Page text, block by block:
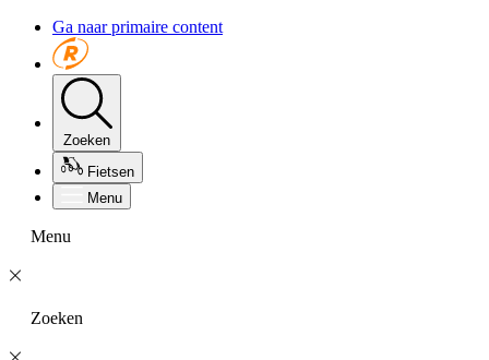
Ga naar primaire content
Zoeken
Fietsen
Menu
Menu
Zoeken